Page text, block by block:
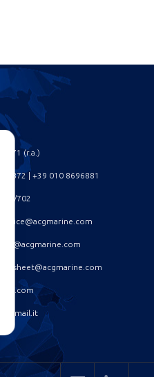
(r.a.)
| +39 010 8696881
702
logsheet@acgmarine.com